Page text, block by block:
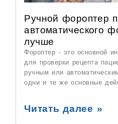
Ручной фороптер
автоматического
лучше
Фороптер - это основной
для проверки рецепта
ручным или
одни и те же основные
Читать далее »